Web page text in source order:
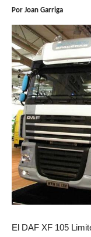
Por Joan Garriga
El DAF XF 105